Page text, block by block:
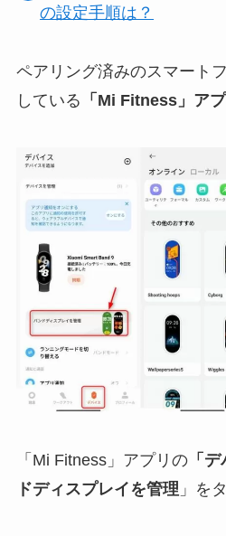
の設定手順は？
ペアリング済みのスマート
している 「Mi Fitness」ア
「Mi Fitness」アプリの「デ
ドディスプレイを管理 」を